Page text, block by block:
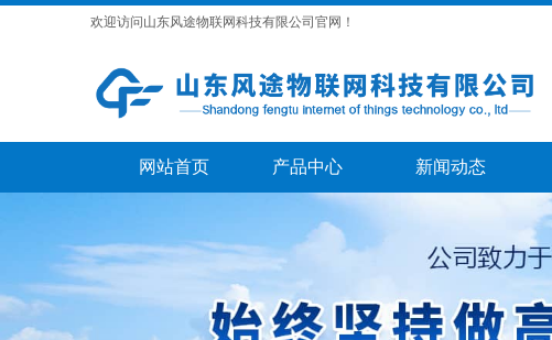
欢迎访问山东风途物联网科技有限公司官网！
网站首页 产品中心 新闻动态